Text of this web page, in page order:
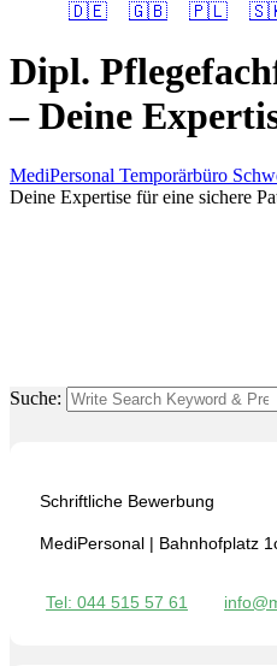
🇩🇪
🇬🇧 🇵🇱
Dipl.
– Deine
MediPersonal Temporärbüro
Deine Expertise für eine sichere
Suche:
Schriftliche Bewerbung
MediPersonal | Bahnhofplatz
Tel: 044 515 57 61